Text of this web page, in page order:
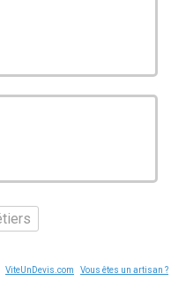
ViteUnDevis.com Vous êtes un artisan ?